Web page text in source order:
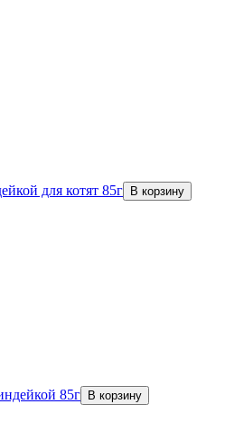
для котят 85г В корзину
85г В корзину